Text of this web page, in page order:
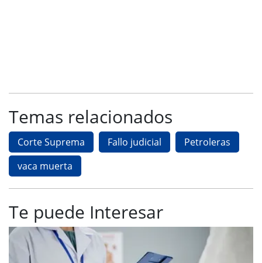
Temas relacionados
Corte Suprema Fallo judicial
Petroleras
vaca muerta
Te puede Interesar